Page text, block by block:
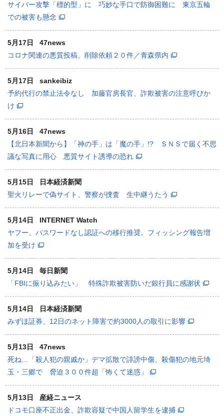
サイバー攻撃「標的型」に 巧妙な手口で防御困難に 東京五輪
での被害も懸念
5月17日
47news
コロナ関連の悪質投稿、削除依頼２０件／青森県内
5月17日
sankeibiz
予約代行の禁止法令なし 加藤官房長官、詐欺被害の注意呼びか
け
5月16日
47news
【北日本新聞から】「神の手」は「魔の手」!? ＳＮＳで届く不思
議な写真に用心 悪質サイト誘導の恐れ
5月15日
日本経済新聞
聖火リレーで偽サイト、警察が捜査 生中継うたう
5月14日
INTERNET Watch
ヤフー、パスワードなし認証への移行推奨。フィッシング報告増
加を受け
5月14日
毎日新聞
「FBIに振り込みたい」 特殊詐欺被害防いだ銀行員に感謝状
5月14日
日本経済新聞
みずほ証券、12日のネット障害で約3000人の取引に影響
5月13日
47news
死ね…「殺人犯の親戚か」デマ拡散で誹謗中傷、殺傷犯の地元埼
玉・三郷で 脅迫３００件超「怖くて迷惑」
5月13日
産経ニュース
ドコモ口座不正出金、詐欺容疑で中国人留学生を逮捕